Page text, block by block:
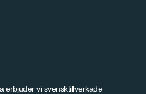
erbjuder vi svensktillverkade